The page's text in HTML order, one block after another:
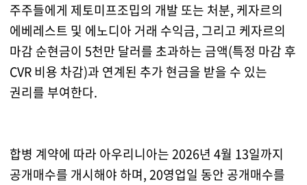
주주들에게 제토미프조밉의 개발 또는 처분, 케자르의
에베레스트 및 에노디아 거래 수익금, 그리고 케자르의
마감 순현금이 5천만 달러를 초과하는 금액(특정 마감 후
CVR 비용 차감)과 연계된 추가 현금을 받을 수 있는
권리를 부여한다.
합병 계약에 따라 아우리니아는 2026년 4월 13일까지
공개매수를 개시해야 하며, 20영업일 동안 공개매수를